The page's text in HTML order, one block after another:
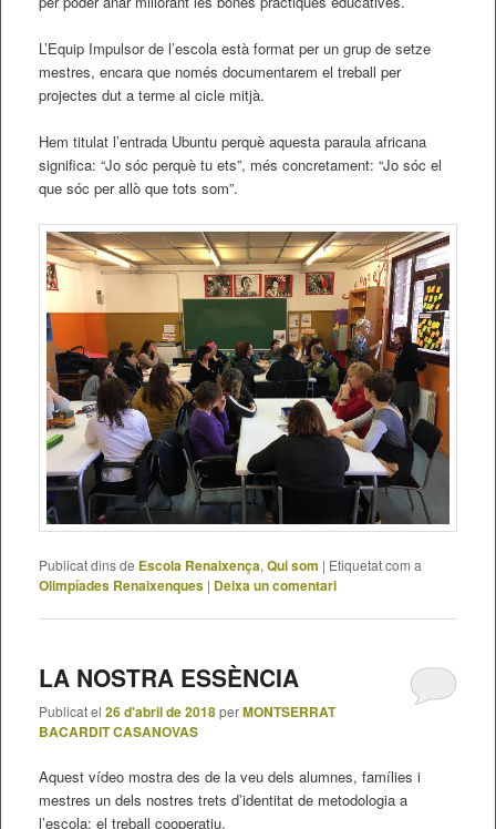
L’Equip Impulsor de l’escola està format per un grup de setze
mestres, encara que només documentarem el treball per
projectes dut a terme al cicle mitjà.
Hem titulat l’entrada Ubuntu perquè aquesta paraula africana
significa: “Jo sóc perquè tu ets”, més concretament: “Jo sóc el
que sóc per allò que tots som”.
Publicat dins de Escola Renaixença, Qui som | Etiquetat com a
Olimpíades Renaixenques | Deixa un comentari
LA NOSTRA ESSÈNCIA
Publicat el 26 d'abril de 2018perMONTSERRAT
BACARDIT CASANOVAS
Aquest vídeo mostra des de la veu dels alumnes, famílies i
mestres un dels nostres trets d’identitat de metodologia a
l’escola: el treball cooperatiu.